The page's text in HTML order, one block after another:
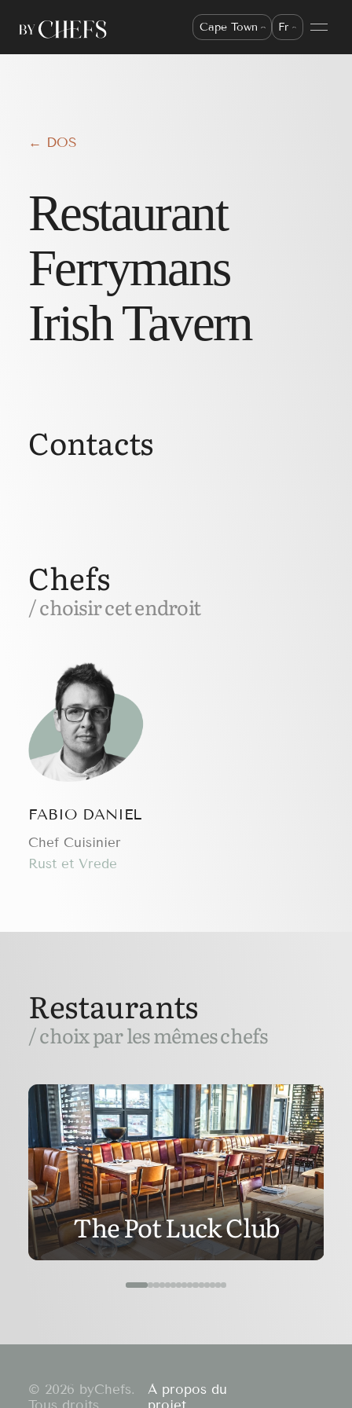
Cape Town Fr
← DOS
Restaurant
Ferrymans
Irish Tavern
Chefs
/ choisir cet endroit
FABIO DANIEL
Chef Cuisinier
Rust et Vrede
Contacts
Restaurants
/ choix par les mêmes chefs
The Pot Luck Club
© 2026 byChefs.
À propos du